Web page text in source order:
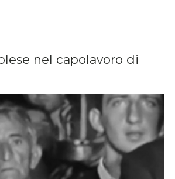
nel capolavoro di